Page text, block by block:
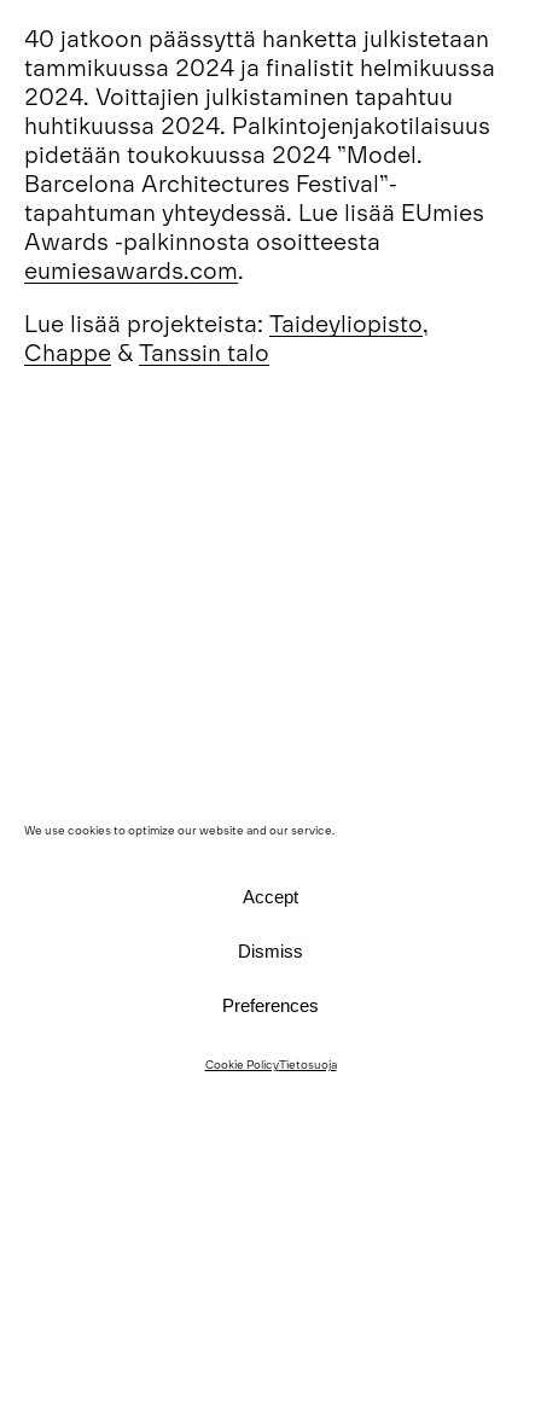
We use cookies to optimize our website and our service.
Accept
Dismiss
Preferences
Cookie PolicyTietosuoja
40 jatkoon päässyttä hanketta julkistetaan
tammikuussa 2024 ja finalistit helmikuussa
2024. Voittajien julkistaminen tapahtuu
huhtikuussa 2024. Palkintojenjakotilaisuus
pidetään toukokuussa 2024 ”Model.
Barcelona Architectures Festival”-
tapahtuman yhteydessä. Lue lisää EUmies
Awards -palkinnosta osoitteesta
eumiesawards.com.
Lue lisää projekteista: Taideyliopisto,
Chappe & Tanssin talo